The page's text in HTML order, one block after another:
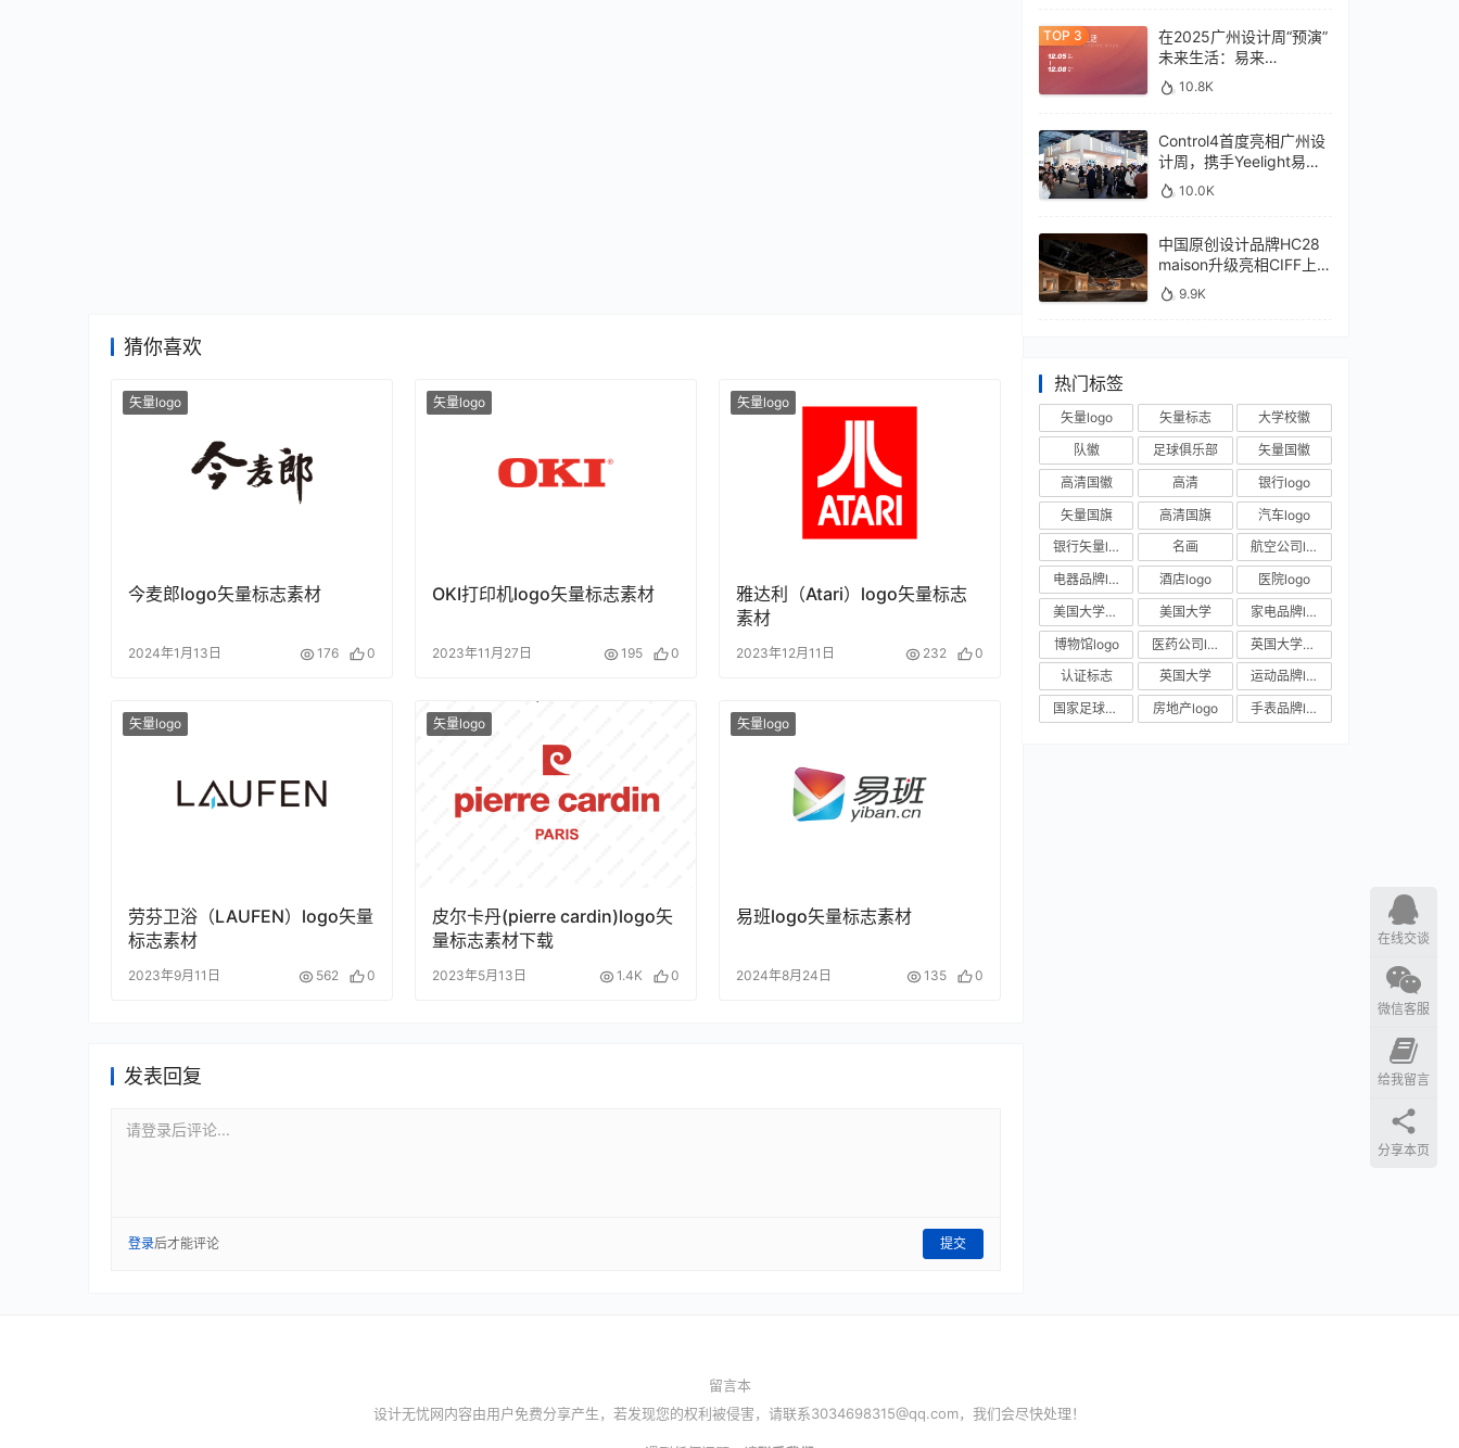
猜你喜欢
矢量logo
今麦郎logo矢量标志素材
2024年1月13日 176 0
矢量logo
OKI打印机logo矢量标志素材
2023年11月27日 195 0
矢量logo
雅达利（Atari）logo矢量标志
素材
2023年12月11日 232 0
矢量logo
劳芬卫浴（LAUFEN）logo矢量
标志素材
2023年9月11日 562 0
矢量logo
皮尔卡丹(pierre cardin)logo矢
量标志素材下载
2023年5月13日 1.4K 0
矢量logo
易班logo矢量标志素材
2024年8月24日 135 0
发表回复
请登录后评论...
登录后才能评论 提交
在2025广州设计周“预演”
未来生活：易来
xControl4展位待您亲鉴
10.8K
Control4首度亮相广州设
计周，携手Yeelight易来
深化本土战略
10.0K
中国原创设计品牌HC28
maison升级亮相CIFF上
海，汇聚设计巨擘
9.9K
热门标签
矢量logo 矢量标志
大学校徽
队徽
足球俱乐部
矢量国徽
高清国徽
高清
银行logo
矢量国旗
高清国旗
汽车logo
银行矢量logo
名画
航空公司logo
电器品牌logo
酒店logo
医院logo
美国大学校徽
美国大学
家电品牌logo
博物馆logo
医药公司logo
英国大学校徽
认证标志
英国大学
运动品牌logo
国家足球队队徽
房地产logo 手表品牌logo
留言本
设计无忧网内容由用户免费分享产生，若发现您的权利被侵害，请联系3034698315@qq.com，我们会尽快处理！
在线交谈
微信客服
给我留言
分享本页